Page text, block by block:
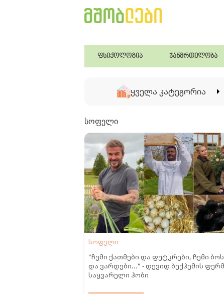
ფსიქოლოგია ჯანმრთელობა
ყველა კატეგორია
სოფელი
სოფელი
"ჩემი ქათმები და ფუტკრები, ჩემი
და ვარდები..." - დევიდ ბექჰემის
საყვარელი ჰობი